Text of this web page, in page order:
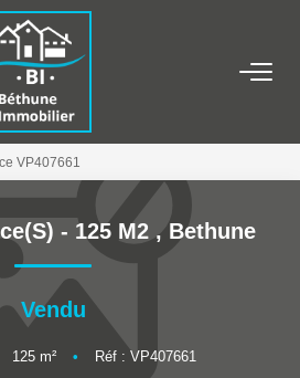
MAILS
VOTRE BIEN
AGENCES
Sommes Nous
VP407661
- 125 M2 ,Bethune
Vendu
125m² • Réf : VP407661